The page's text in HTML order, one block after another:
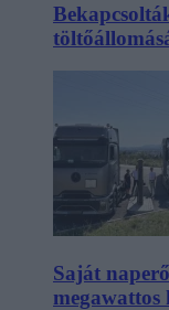
Saját